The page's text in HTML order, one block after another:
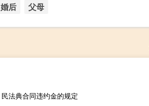
婚后 父母
民法典合同违约金的规定